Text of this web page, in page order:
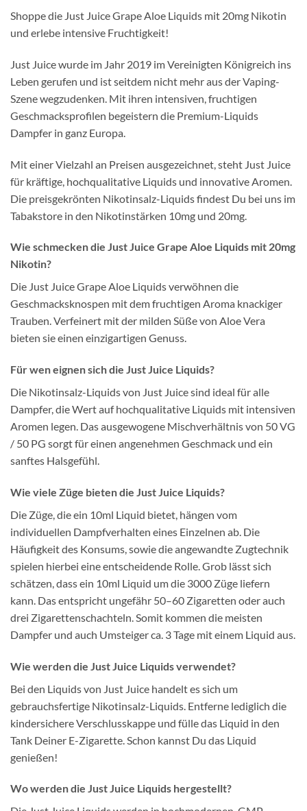
Shoppe die Just Juice Grape Aloe Liquids mit 20mg Nikotin
und erlebe intensive Fruchtigkeit!
Just Juice wurde im Jahr 2019 im Vereinigten Königreich ins
Leben gerufen und ist seitdem nicht mehr aus der Vaping-
Szene wegzudenken. Mit ihren intensiven, fruchtigen
Geschmacksprofilen begeistern die Premium-Liquids
Dampfer in ganz Europa.
Mit einer Vielzahl an Preisen ausgezeichnet, steht Just Juice
für kräftige, hochqualitative Liquids und innovative Aromen.
Die preisgekrönten Nikotinsalz-Liquids findest Du bei uns im
Tabakstore in den Nikotinstärken 10mg und 20mg.
Wie schmecken die Just Juice Grape Aloe Liquids mit 20mg
Nikotin?
Die Just Juice Grape Aloe Liquids verwöhnen die
Geschmacksknospen mit dem fruchtigen Aroma knackiger
Trauben. Verfeinert mit der milden Süße von Aloe Vera
bieten sie einen einzigartigen Genuss.
Für wen eignen sich die Just Juice Liquids?
Die Nikotinsalz-Liquids von Just Juice sind ideal für alle
Dampfer, die Wert auf hochqualitative Liquids mit intensiven
Aromen legen. Das ausgewogene Mischverhältnis von 50 VG
/ 50 PG sorgt für einen angenehmen Geschmack und ein
sanftes Halsgefühl.
Wie viele Züge bieten die Just Juice Liquids?
Die Züge, die ein 10ml Liquid bietet, hängen vom
individuellen Dampfverhalten eines Einzelnen ab. Die
Häufigkeit des Konsums, sowie die angewandte Zugtechnik
spielen hierbei eine entscheidende Rolle. Grob lässt sich
schätzen, dass ein 10ml Liquid um die 3000 Züge liefern
kann. Das entspricht ungefähr 50–60 Zigaretten oder auch
drei Zigarettenschachteln. Somit kommen die meisten
Dampfer und auch Umsteiger ca. 3 Tage mit einem Liquid aus.
Wie werden die Just Juice Liquids verwendet?
Bei den Liquids von Just Juice handelt es sich um
gebrauchsfertige Nikotinsalz-Liquids. Entferne lediglich die
kindersichere Verschlusskappe und fülle das Liquid in den
Tank Deiner E-Zigarette. Schon kannst Du das Liquid
genießen!
Wo werden die Just Juice Liquids hergestellt?